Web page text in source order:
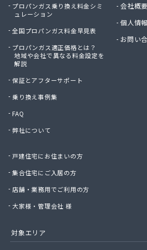
NX商事株式会社 長野支店 長野
冨士クラスタ株式会社 佐久平営
冨士クラスタ株式会社 松本営業所
冨士クラスタ株式会社 長野支店
望月ガス株式会社
北信ガス株式会社 上田営業所
北信ガス株式会社 松本営業所
北信石油ガス株式会社
北村商店
北野プロパン住設
堀川産業株式会社 上田営業所
本久石油株式会社 市場団地給油所
有限会社エネ・サイトウ
有限会社キタジマ
有限会社スミシン
プロパンガス乗り換え料金シミ
ュレーション
全国プロパンガス料金早見表
プロパンガス適正価格とは？
地域や会社で異なる料金設定を
解説
保証とアフターサポート
乗り換え事例集
FAQ
弊社について
戸建住宅にお住まいの方
集合住宅にご入居の方
店舗・業務用でご利用の方
大家様・管理会社 様
会社概要
個人情
お問い
対象エリア